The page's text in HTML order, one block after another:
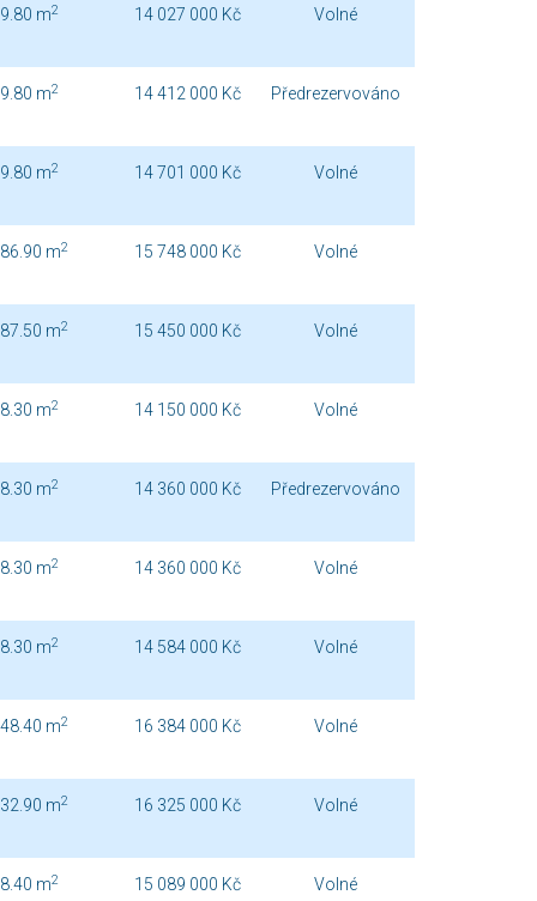
9.80 m2 14 027 000 Kč Volné
9.80 m2 14 412 000 Kč Předrezervováno
9.80 m2 14 701 000 Kč Volné
m2 15 748 000 Kč Volné
m2 15 450 000 Kč Volné
8.30 m2 14 150 000 Kč Volné
8.30 m2 14 360 000 Kč Předrezervováno
8.30 m2 14 360 000 Kč Volné
8.30 m2 14 584 000 Kč Volné
m2 16 384 000 Kč Volné
m2 16 325 000 Kč Volné
8.40 m2 15 089 000 Kč Volné